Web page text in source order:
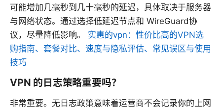
可能增加几毫秒到几十毫秒的延迟，具体取决于服务器
与网络状态。通过选择低延迟节点和 WireGuard协
议，尽量降低影响。 实惠的vpn：性价比高的VPN选
购指南、套餐对比、速度与隐私评估、常见误区与使用
技巧
VPN 的日志策略重要吗？
非常重要。无日志政策意味着运营商不会记录你的上网